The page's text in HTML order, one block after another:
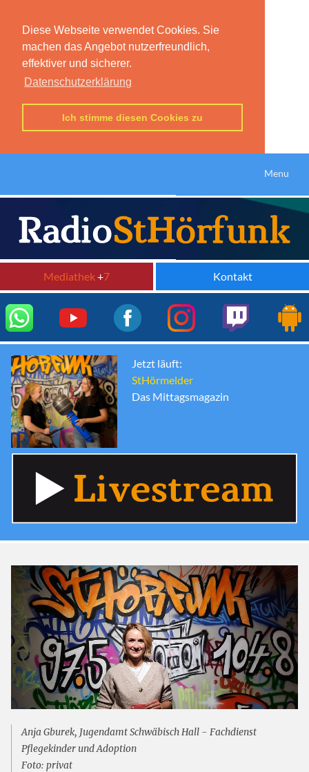
Diese Webseite verwendet Cookies. Sie
machen das Angebot nutzerfreundlich,
effektiver und sicherer.
Datenschutzerklärung
Ich stimme diesen Cookies zu
Menu
Mediathek+7 Kontakt
Jetzt läuft:
StHörmelder
Das Mittagsmagazin
Anja Gburek, Jugendamt Schwäbisch Hall - Fachdienst
Pflegekinder und Adoption
Foto: privat